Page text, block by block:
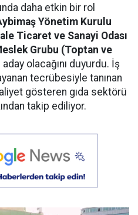
daha etkin bir rol
Yönetim Kurulu
Ticaret ve Sanayi Odası
Grubu (Toptan ve
aday olacağını duyurdu. İş
tecrübesiyle tanınan
gösteren gıda sektörü
takip ediliyor.